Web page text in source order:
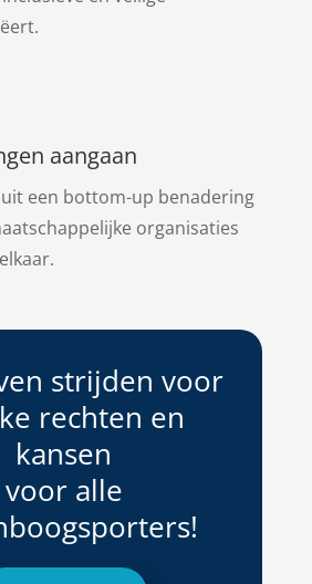
aangaan
een bottom-up benadering
organisaties
strijden voor
rechten en
kansen
voor alle